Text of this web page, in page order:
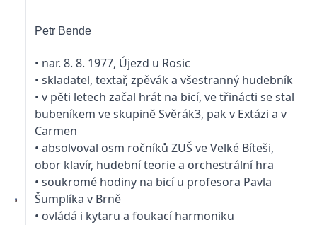
Petr Bende
• nar. 8. 8. 1977, Újezd u Rosic
• skladatel, textař, zpěvák a všestranný hudebník
• v pěti letech začal hrát na bicí, ve třinácti se stal
bubeníkem ve skupině Svěrák3, pak v Extázi a v
Carmen
• absolvoval osm ročníků ZUŠ ve Velké Bíteši,
obor klavír, hudební teorie a orchestrální hra
• soukromé hodiny na bicí u profesora Pavla
Šumplíka v Brně
• ovládá i kytaru a foukací harmoniku